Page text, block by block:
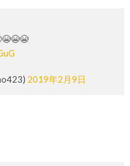
2019年2月9日